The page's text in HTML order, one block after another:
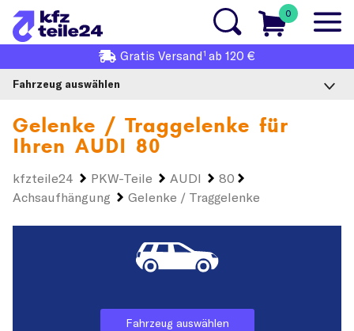
0
Gratis Versand1 ab 120 €
Fahrzeug auswählen
Gelenke / Traggelenke für
Ihren AUDI 80
kfzteile24 PKW-Teile AUDI
80
Achsaufhängung
Gelenke / Traggelenke
Fahrzeug auswählen